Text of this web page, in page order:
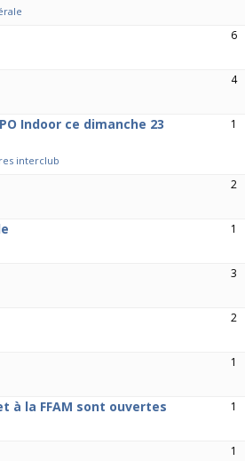
6
4
Indoor ce dimanche 23
interclub
1
2
1
3
2
1
à la FFAM sont ouvertes 1
1